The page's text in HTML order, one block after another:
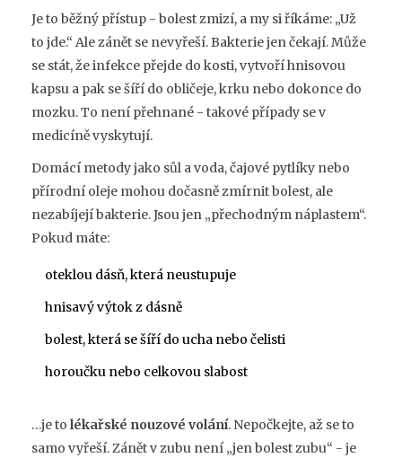
Je to běžný přístup - bolest zmizí, a my si říkáme: „Už
to jde.“ Ale zánět se nevyřeší. Bakterie jen čekají. Může
se stát, že infekce přejde do kosti, vytvoří hnisovou
kapsu a pak se šíří do obličeje, krku nebo dokonce do
mozku. To není přehnané - takové případy se v
medicíně vyskytují.
Domácí metody jako sůl a voda, čajové pytlíky nebo
přírodní oleje mohou dočasně zmírnit bolest, ale
nezabíjejí bakterie. Jsou jen „přechodným náplastem“.
Pokud máte:
oteklou dásň, která neustupuje
hnisavý výtok z dásně
bolest, která se šíří do ucha nebo čelisti
horoučku nebo celkovou slabost
…je to lékařské nouzové volání. Nepočkejte, až se to
samo vyřeší. Zánět v zubu není „jen bolest zubu“ - je